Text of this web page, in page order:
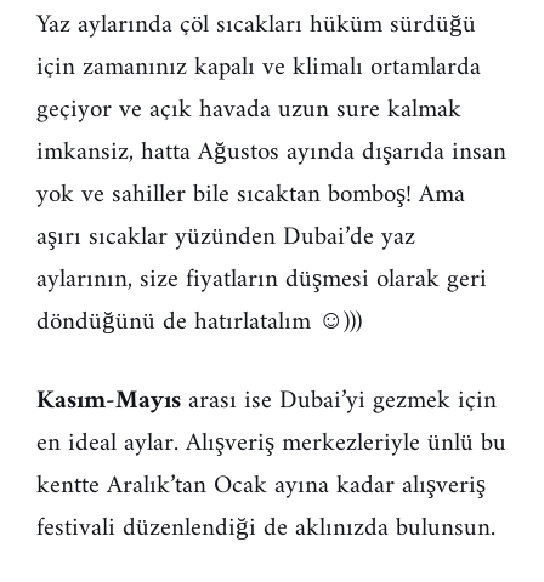
Yaz aylarında çöl sıcakları hüküm sürdüğü
için zamanınız kapalı ve klimalı ortamlarda
geçiyor ve açık havada uzun sure kalmak
imkansiz, hatta Ağustos ayında dışarıda insan
yok ve sahiller bile sıcaktan bomboş! Ama
aşırı sıcaklar yüzünden Dubai’de yaz
aylarının, size fiyatların düşmesi olarak geri
döndüğünü de hatırlatalım ☺)))
Kasım-Mayısarası ise Dubai’yi gezmek için
en ideal aylar. Alışveriş merkezleriyle ünlü bu
kentte Aralık’tan Ocak ayına kadar alışveriş
festivali düzenlendiği de aklınızda bulunsun.